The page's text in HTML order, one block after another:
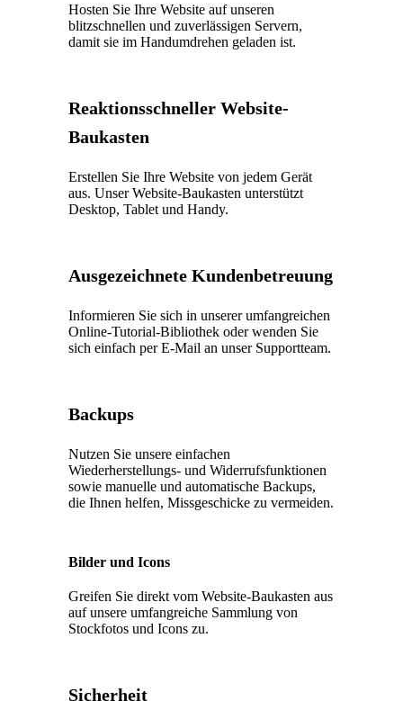
Hosten Sie Ihre Website auf unseren
blitzschnellen und zuverlässigen Servern,
damit sie im Handumdrehen geladen ist.
Reaktionsschneller Website-
Baukasten
Erstellen Sie Ihre Website von jedem Gerät
aus. Unser Website-Baukasten unterstützt
Desktop, Tablet und Handy.
Ausgezeichnete Kundenbetreuung
Informieren Sie sich in unserer umfangreichen
Online-Tutorial-Bibliothek oder wenden Sie
sich einfach per E-Mail an unser Supportteam.
Backups
Nutzen Sie unsere einfachen
Wiederherstellungs- und Widerrufsfunktionen
sowie manuelle und automatische Backups,
die Ihnen helfen, Missgeschicke zu vermeiden.
Bilder und Icons
Greifen Sie direkt vom Website-Baukasten aus
auf unsere umfangreiche Sammlung von
Stockfotos und Icons zu.
Sicherheit